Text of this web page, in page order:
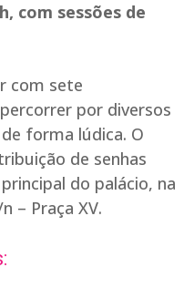
com sessões de
com sete
por diversos
forma lúdica. O
de senhas
do palácio, na
– Praça XV.